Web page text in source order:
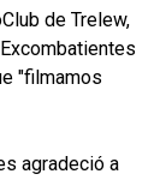
de Trelew,
"filmamos
agradeció a